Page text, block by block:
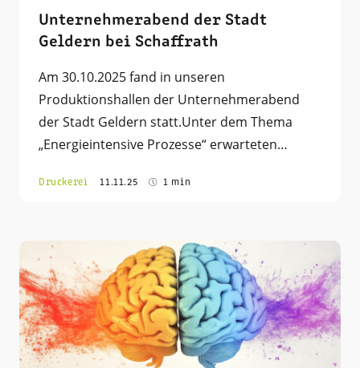
Unternehmerabend der Stadt
Geldern bei Schaffrath
Am 30.10.2025 fand in unseren
Produktionshallen der Unternehmerabend
der Stadt Geldern statt.Unter dem Thema
„Energieintensive Prozesse“ erwarteten…
Druckerei 11.11.25 1 min